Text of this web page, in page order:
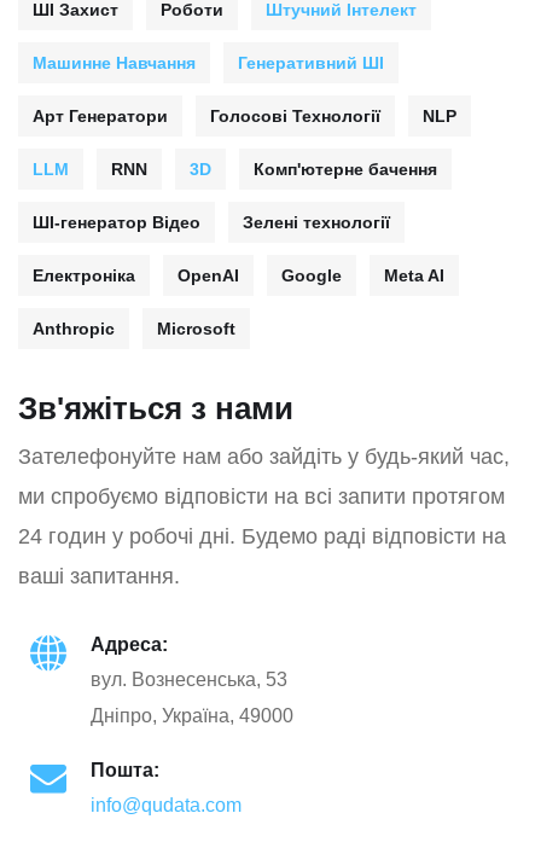
ШІ Захист Роботи Штучний Інтелект
Машинне Навчання Генеративний ШІ
Арт Генератори Голосові Технології NLP
LLM RNN 3D Комп'ютерне бачення
ШІ-генератор Відео Зелені технології
Електроніка OpenAI Google Meta AI
Anthropic Microsoft
Зв'яжіться з нами
Зателефонуйте нам або зайдіть у будь-який час,
ми спробуємо відповісти на всі запити протягом
24 годин у робочі дні. Будемо раді відповісти на
ваші запитання.
Адреса:
вул. Вознесенська, 53
Дніпро, Україна, 49000
Пошта:
info@qudata.com